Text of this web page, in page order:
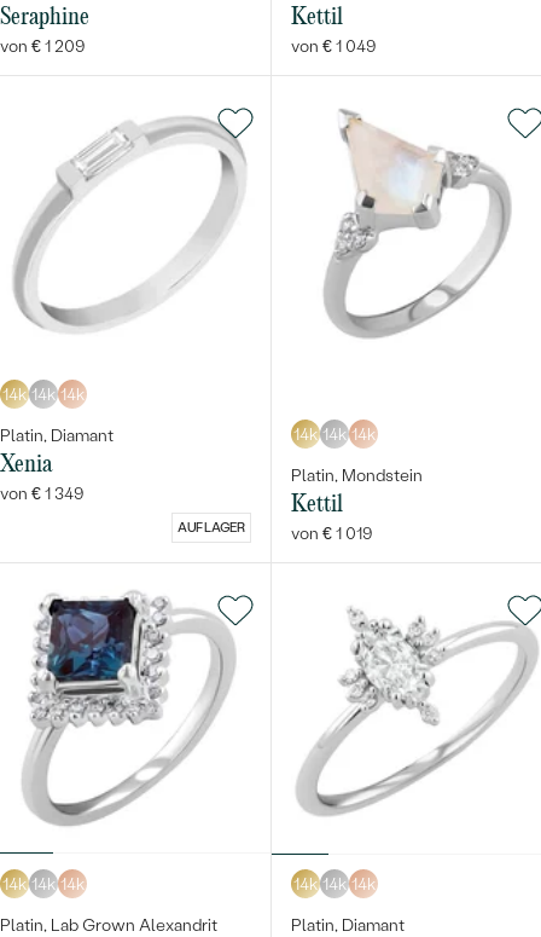
Seraphine
von € 1 209
Kettil
von € 1 049
14k 14k 14k
Platin, Diamant
Xenia
von € 1 349
AUF LAGER
14k 14k 14k
Platin, Mondstein
Kettil
von € 1 019
14k 14k 14k
Platin, Lab Grown Alexandrit
14k 14k 14k
Platin, Diamant